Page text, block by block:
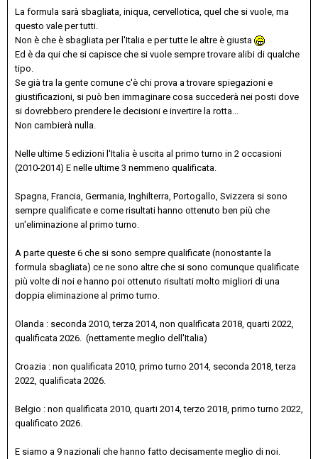
La formula sarà sbagliata, iniqua, cervellotica, quel che si vuole, ma
questo vale per tutti.
Non è che è sbagliata per l'Italia e per tutte le altre è giusta
Ed è da qui che si capisce che si vuole sempre trovare alibi di qualche
tipo.
Se già tra la gente comune c'è chi prova a trovare spiegazioni e
giustificazioni, si può ben immaginare cosa succederà nei posti dove
si dovrebbero prendere le decisioni e invertire la rotta...
Non cambierà nulla.
Nelle ultime 5 edizioni l'Italia è uscita al primo turno in 2 occasioni
(2010-2014) E nelle ultime 3 nemmeno qualificata.
Spagna, Francia, Germania, Inghilterra, Portogallo, Svizzera si sono
sempre qualificate e come risultati hanno ottenuto ben più che
un'eliminazione al primo turno.
A parte queste 6 che si sono sempre qualificate (nonostante la
formula sbagliata) ce ne sono altre che si sono comunque qualificate
più volte di noi e hanno poi ottenuto risultati molto migliori di una
doppia eliminazione al primo turno.
Olanda : seconda 2010, terza 2014, non qualificata 2018, quarti 2022,
qualificata 2026. (nettamente meglio dell'Italia)
Croazia : non qualificata 2010, primo turno 2014, seconda 2018, terza
2022, qualificata 2026.
Belgio : non qualificata 2010, quarti 2014, terzo 2018, primo turno 2022,
qualificato 2026.
E siamo a 9 nazionali che hanno fatto decisamente meglio di noi.